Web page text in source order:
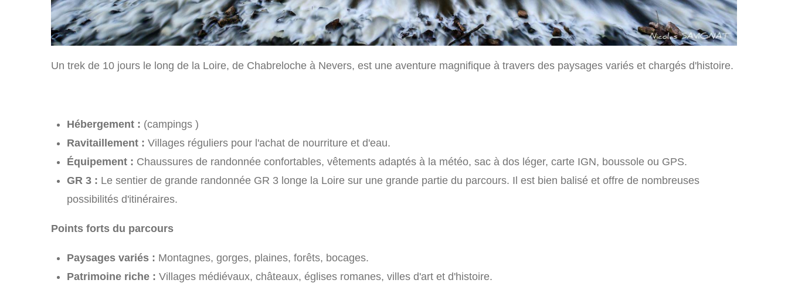
Un trek de 10 jours le long de la Loire, de Chabreloche à Nevers, est une aventure magnifique à travers des paysages variés et chargés d'histoire.
Hébergement : (campings )
Ravitaillement : Villages réguliers pour l'achat de nourriture et d'eau.
Équipement : Chaussures de randonnée confortables, vêtements adaptés à la météo, sac à dos léger, carte IGN, boussole ou GPS.
GR 3 : Le sentier de grande randonnée GR 3 longe la Loire sur une grande partie du parcours. Il est bien balisé et offre de nombreuses
possibilités d'itinéraires.
Points forts du parcours
Paysages variés : Montagnes, gorges, plaines, forêts, bocages.
Patrimoine riche : Villages médiévaux, châteaux, églises romanes, villes d'art et d'histoire.